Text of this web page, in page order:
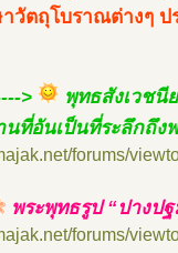
วัตถุโบราณต่างๆ ป
>
พุทธสังเวชนี
ที่อันเป็นที่ระลึกถึงพ
forums/
พระพุทธรูป “ปางป
forums/